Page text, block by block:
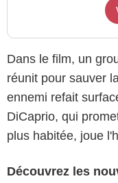
Dans le film, un
réunit pour sauver
ennemi refait
DiCaprio, qui
plus habitée, joue
Découvrez les